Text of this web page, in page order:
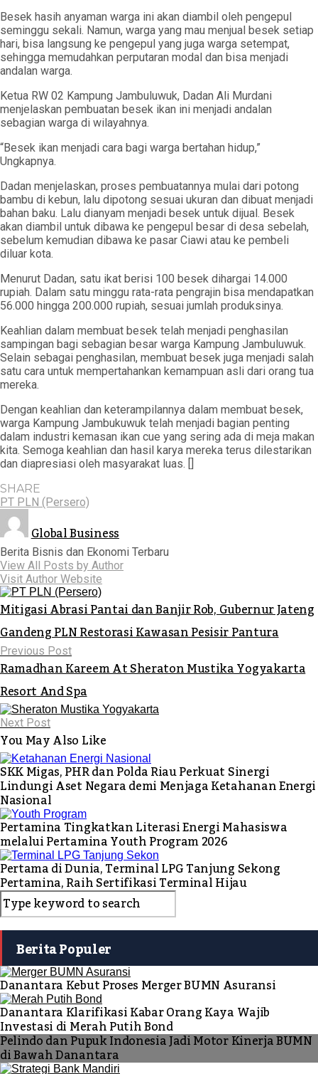
Besek hasih anyaman warga ini akan diambil oleh pengepul
seminggu sekali. Namun, warga yang mau menjual besek setiap
hari, bisa langsung ke pengepul yang juga warga setempat,
sehingga memudahkan perputaran modal dan bisa menjadi
andalan warga.
Ketua RW 02 Kampung Jambuluwuk, Dadan Ali Murdani
menjelaskan pembuatan besek ikan ini menjadi andalan
sebagian warga di wilayahnya.
“Besek ikan menjadi cara bagi warga bertahan hidup,”
Ungkapnya.
Dadan menjelaskan, proses pembuatannya mulai dari potong
bambu di kebun, lalu dipotong sesuai ukuran dan dibuat menjadi
bahan baku. Lalu dianyam menjadi besek untuk dijual. Besek
akan diambil untuk dibawa ke pengepul besar di desa sebelah,
sebelum kemudian dibawa ke pasar Ciawi atau ke pembeli
diluar kota.
Menurut Dadan, satu ikat berisi 100 besek dihargai 14.000
rupiah. Dalam satu minggu rata-rata pengrajin bisa mendapatkan
56.000 hingga 200.000 rupiah, sesuai jumlah produksinya.
Keahlian dalam membuat besek telah menjadi penghasilan
sampingan bagi sebagian besar warga Kampung Jambuluwuk.
Selain sebagai penghasilan, membuat besek juga menjadi salah
satu cara untuk mempertahankan kemampuan asli dari orang tua
mereka.
Dengan keahlian dan keterampilannya dalam membuat besek,
warga Kampung Jambukuwuk telah menjadi bagian penting
dalam industri kemasan ikan cue yang sering ada di meja makan
kita. Semoga keahlian dan hasil karya mereka terus dilestarikan
dan diapresiasi oleh masyarakat luas. []
SHARE
PT PLN (Persero)
Global Business
Berita Bisnis dan Ekonomi Terbaru
View All Posts by Author
Visit Author Website
Mitigasi Abrasi Pantai dan Banjir Rob, Gubernur Jateng
Gandeng PLN Restorasi Kawasan Pesisir Pantura
Previous Post
Ramadhan Kareem At Sheraton Mustika Yogyakarta
Resort And Spa
Next Post
You May Also Like
SKK Migas, PHR dan Polda Riau Perkuat Sinergi
Lindungi Aset Negara demi Menjaga Ketahanan Energi
Nasional
Pertamina Tingkatkan Literasi Energi Mahasiswa
melalui Pertamina Youth Program 2026
Pertama di Dunia, Terminal LPG Tanjung Sekong
Pertamina, Raih Sertifikasi Terminal Hijau
Berita Populer
Danantara Kebut Proses Merger BUMN Asuransi
Danantara Klarifikasi Kabar Orang Kaya Wajib
Investasi di Merah Putih Bond
Pelindo dan Pupuk Indonesia Jadi Motor Kinerja BUMN
di Bawah Danantara